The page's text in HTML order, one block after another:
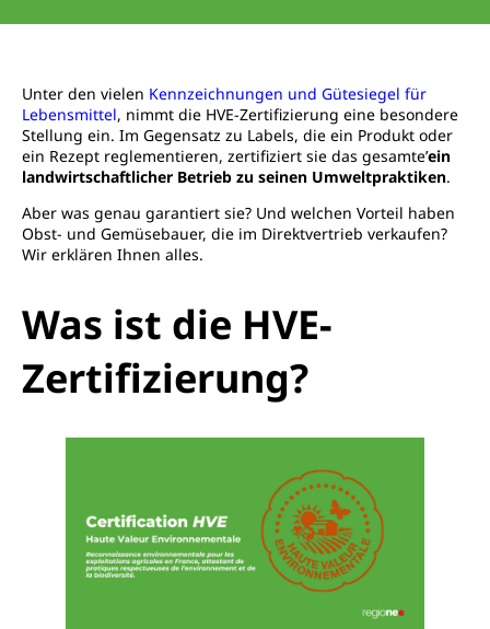
Unter den vielen Kennzeichnungen und Gütesiegel für
Lebensmittel, nimmt die HVE-Zertifizierung eine besondere
Stellung ein. Im Gegensatz zu Labels, die ein Produkt oder
ein Rezept reglementieren, zertifiziert sie das gesamte’ein
landwirtschaftlicher Betrieb zu seinen Umweltpraktiken.
Aber was genau garantiert sie? Und welchen Vorteil haben
Obst- und Gemüsebauer, die im Direktvertrieb verkaufen?
Wir erklären Ihnen alles.
Was ist die HVE-
Zertifizierung?